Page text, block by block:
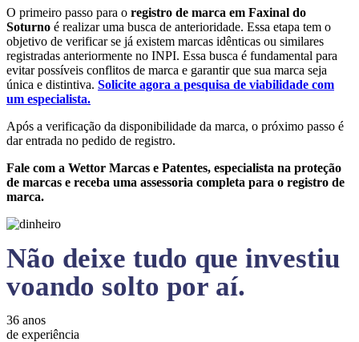
O primeiro passo para o registro de marca em Faxinal do
Soturno é realizar uma busca de anterioridade. Essa etapa tem o
objetivo de verificar se já existem marcas idênticas ou similares
registradas anteriormente no INPI. Essa busca é fundamental para
evitar possíveis conflitos de marca e garantir que sua marca seja
única e distintiva. Solicite agora a pesquisa de viabilidade com
um especialista.
Após a verificação da disponibilidade da marca, o próximo passo é
dar entrada no pedido de registro.
Fale com a Wettor Marcas e Patentes, especialista na proteção
de marcas e receba uma assessoria completa para o registro de
marca.
Não deixe tudo que investiu
voando solto por aí.
36 anos
de experiência